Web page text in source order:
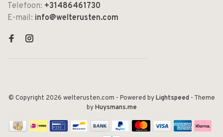
Telefoon: +31486461730
E-mail: info@welterusten.com
© Copyright 2026 welterusten.com - Powered byLightspeed- Theme
byHuysmans.me